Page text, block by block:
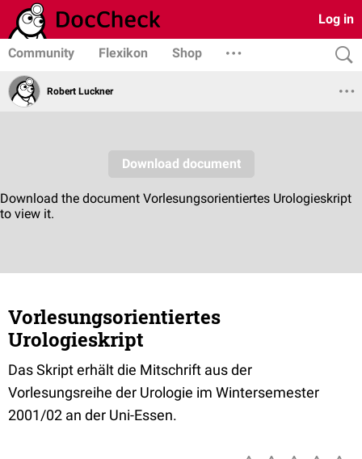
Log in
Community Flexikon Shop
Robert Luckner
Vorlesungsorientiertes
Urologieskript
Das Skript erhält die Mitschrift aus der
Vorlesungsreihe der Urologie im Wintersemester
2001/02 an der Uni-Essen.